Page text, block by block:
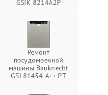
GSIK 8214A2P
Ремонт
посудомоечной
машины Bauknecht
GSI 81454 A++ PT